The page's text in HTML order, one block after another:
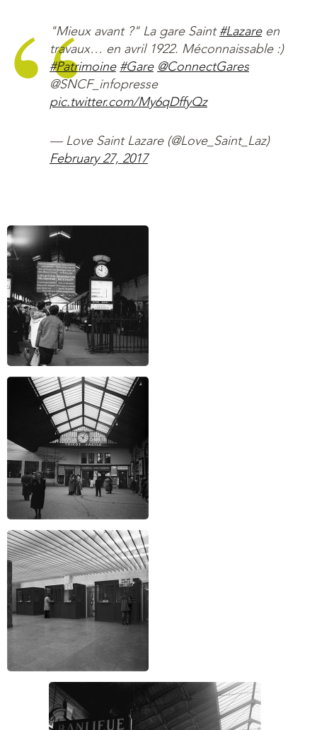
"Mieux avant ?" La gare Saint#Lazareen
travaux… en avril 1922. Méconnaissable :)
#Patrimoine #Gare @ConnectGares
@SNCF_infopresse
pic.twitter.com/My6qDffyQz
— Love Saint Lazare (@Love_Saint_Laz)
February 27, 2017